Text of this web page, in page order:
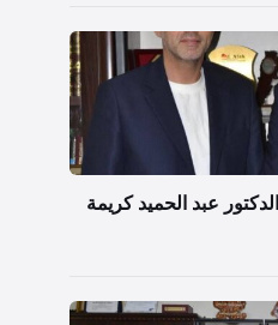
عبد الحميد كريمة